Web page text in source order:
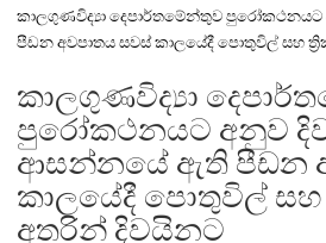
කාලගුණවිද්‍යා දෙපාර්තමේන්තුව
පීඩන අවපාතය සවස් කාලයේදී පොතුවිල් සහ
කාලගුණවිද්‍යා
පුරෝකථනයට අනුව
ආසන්නයේ ඇති පීඩන
කාලයේදී පොතුවිල් සහ
අතරින් දිවයිනට